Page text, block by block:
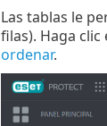
Las tablas le
filas). Haga
ordenar.